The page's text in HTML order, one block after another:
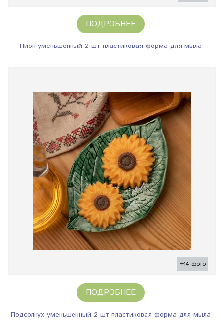
ПОДРОБНЕЕ
Пион уменьшенный 2 шт пластиковая форма для мыла
+14 фото
ПОДРОБНЕЕ
Подсолнух уменьшенный 2 шт пластиковая форма для мыла